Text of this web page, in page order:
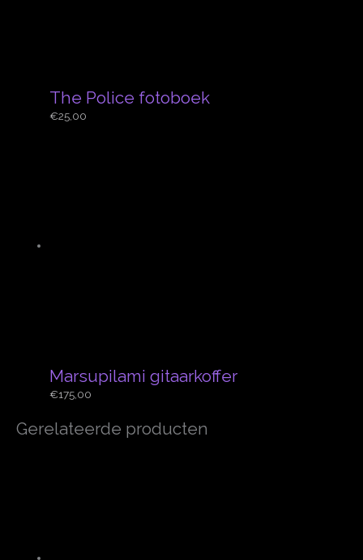
The Police fotoboek
€25,00
Marsupilami gitaarkoffer
€175,00
Gerelateerde producten